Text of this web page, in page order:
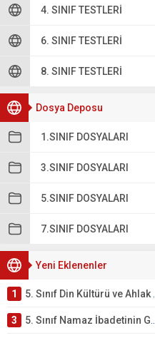
4. SINIF TESTLERI
6. SINIF TESTLERI
8. SINIF TESTLERI
Dosya Deposu
1.SINIF DOSYALARI
3.SINIF DOSYALARI
5.SINIF DOSYALARI
7.SINIF DOSYALARI
Yeni Eklenenler
1 5. Sınıf Din Kültürü ve Ahlak Bilgisi 2. Ünite: Namaz İbadeti Çalışmaları
3 5. Sınıf Namaz İbadetinin Getirdiği Faydalar Testi